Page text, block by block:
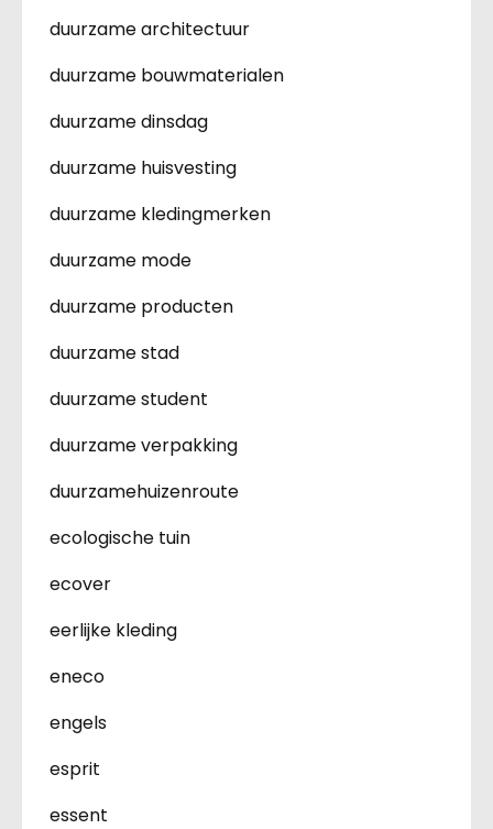
duurzame architectuur
duurzame bouwmaterialen
duurzame dinsdag
duurzame huisvesting
duurzame kledingmerken
duurzame mode
duurzame producten
duurzame stad
duurzame student
duurzame verpakking
duurzamehuizenroute
ecologische tuin
ecover
eerlijke kleding
eneco
engels
esprit
essent